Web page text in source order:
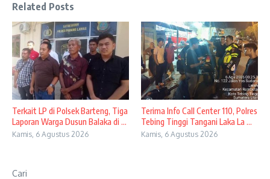
Related Posts
Terkait LP di Polsek Barteng, Tiga
Laporan Warga Dusun Balaka di ...
Kamis, 6 Agustus 2026
Terima Info Call Center 110, Polres
Tebing Tinggi Tangani Laka La ...
Kamis, 6 Agustus 2026
Cari